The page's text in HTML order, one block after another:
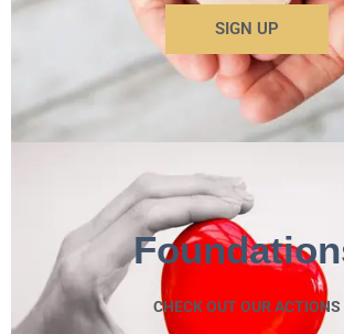
SIGN UP
CHECK OUT OUR ACTIONS